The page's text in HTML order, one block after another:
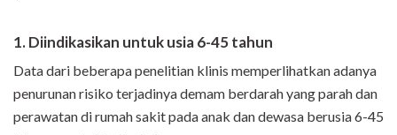
1. Diindikasikan untuk usia 6-45 tahun
Data dari beberapa penelitian klinis memperlihatkan adanya
penurunan risiko terjadinya demam berdarah yang parah dan
perawatan di rumah sakit pada anak dan dewasa berusia 6-45